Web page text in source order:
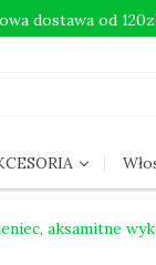
dostawa od
aksamitne